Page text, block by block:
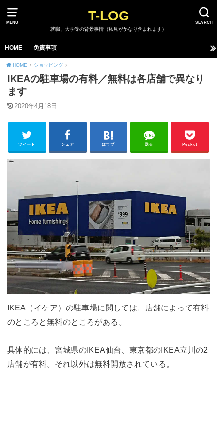
MENU SEARCH
T-LOG
就職、大学等の背景事情（私見がかなり含まれます）
HOME 免責事項
HOME ショッピング
IKEAの駐車場の有料／無料は各店舗で異なり
ます
2020年4月18日
ツイート シェア はてブ 送る Pocket
IKEA（イケア）の駐車場に関しては、店舗によって有料
のところと無料のところがある。
具体的には、宮城県のIKEA仙台、東京都のIKEA立川の2
店舗が有料。それ以外は無料開放されている。